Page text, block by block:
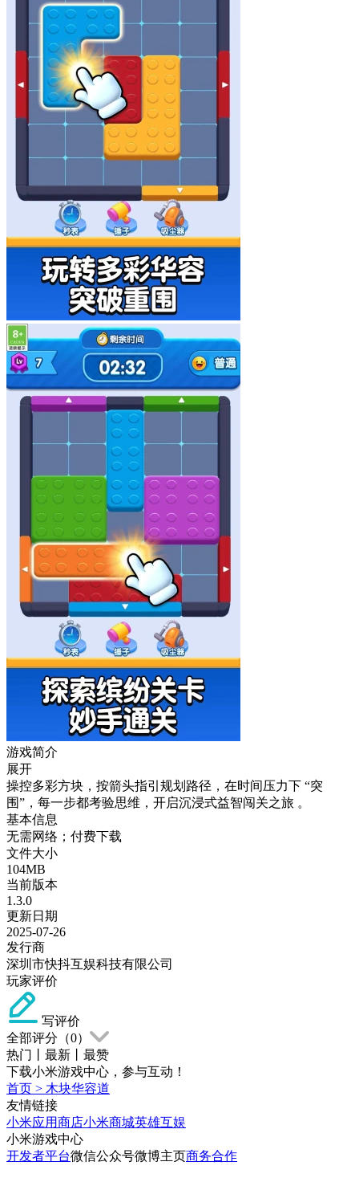
游戏简介
展开
操控多彩方块，按箭头指引规划路径，在时间压力下 “突
围”，每一步都考验思维，开启沉浸式益智闯关之旅 。
基本信息
无需网络；付费下载
文件大小
104MB
当前版本
1.3.0
更新日期
2025-07-26
发行商
深圳市快抖互娱科技有限公司
玩家评价
写评价
全部评分（0）
热门
最新
最赞
下载小米游戏中心，参与互动！
首页 > 木块华容道
友情链接
小米应用商店小米商城英雄互娱
小米游戏中心
开发者平台微信公众号微博主页商务合作